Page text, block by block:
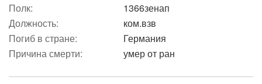
Полк:
1366зенап
Должность:
ком.взв
Погиб в стране:
Германия
Причина смерти:
умер от ран